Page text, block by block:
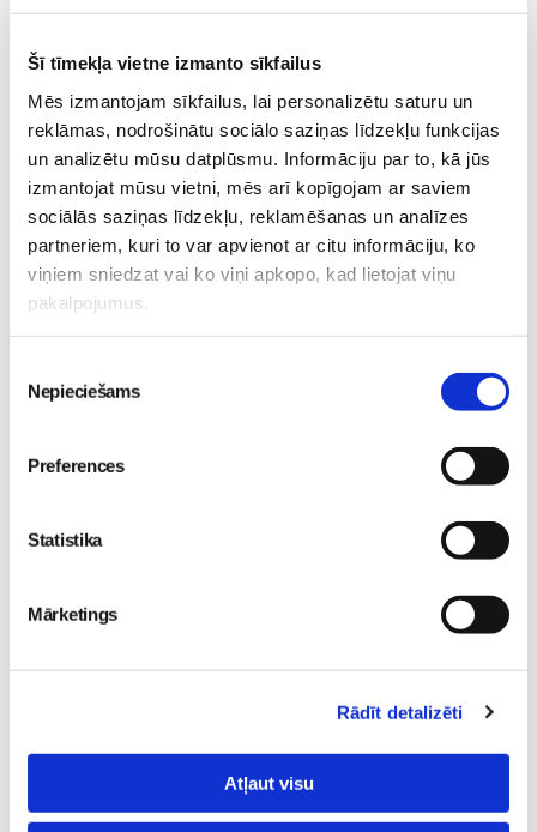
Šī tīmekļa vietne izmanto sīkfailus
Mēs izmantojam sīkfailus, lai personalizētu saturu un
reklāmas, nodrošinātu sociālo saziņas līdzekļu funkcijas
un analizētu mūsu datplūsmu. Informāciju par to, kā jūs
izmantojat mūsu vietni, mēs arī kopīgojam ar saviem
sociālās saziņas līdzekļu, reklamēšanas un analīzes
partneriem, kuri to var apvienot ar citu informāciju, ko
viņiem sniedzat vai ko viņi apkopo, kad lietojat viņu
pakalpojumus.
izvēle
Nepieciešams
Preferences
Statistika
Mārketings
Rādīt detalizēti
Atļaut visu
iepriekšminētie ieteikumi nepalīdz? Lūk, situācijas kad
iesnu gadījumā topošajai mammai obligāti jāvēršas pēc
palīdzības pie ārsta:
ja deguns ir pilnībā aizlikts un rodas elpas trūkums;
ja ir pastāvīgs klepus, kas nemazinās;
ja ir iekaisis kakls;
ja ir pietūkuši acu plakstiņi un apsārtušas acis;
ja iesnas pavada galvssāpes.
Ja kāds no šiem simptomiem līztekus iesnām saglabājas
vairākas dienas, ieteikums topošajai māmiņai vērsties pie
saslimšana, grūtniecības laikā sievietei jārūpējas par divu
Lasi vēl